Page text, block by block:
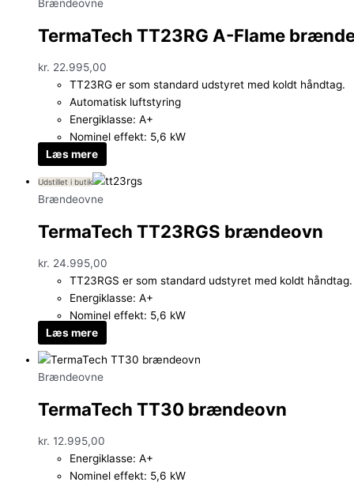
Brændeovne
TermaTech TT23RG A-Flame
kr. 22.995,00
TT23RG er som standard udstyret med koldt håndtag.
Automatisk luftstyring
Energiklasse: A+
Nominel effekt: 5,6 kW
Læs mere
Udstillet i butik
Brændeovne
TermaTech TT23RGS brændeovn
kr. 24.995,00
TT23RGS er som standard udstyret med koldt håndtag.
Energiklasse: A+
Nominel effekt: 5,6 kW
Læs mere
Brændeovne
TermaTech TT30 brændeovn
kr. 12.995,00
Energiklasse: A+
Nominel effekt: 5,6 kW